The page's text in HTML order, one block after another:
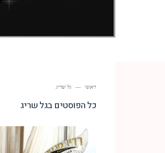
ראשי — גל שריג
כל הפוסטים בגל שריג